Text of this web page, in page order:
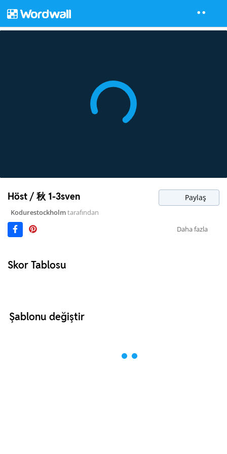
Höst / 秋 1-3sven Paylaş
Kodurestockholmtarafından
Daha fazla
Skor Tablosu
Şablonu değiştir